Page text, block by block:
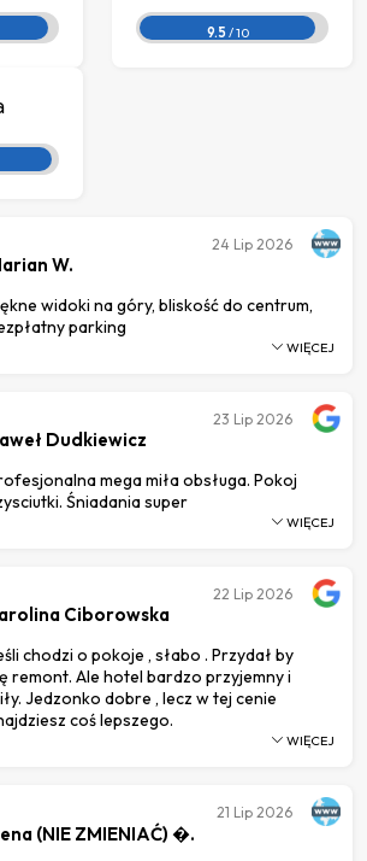
9.5 / 10
W.
widoki na góry, bliskość do centrum,
parking
24 Lip 2026
WIĘCEJ
Dudkiewicz
mega miła obsługa. Pokoj
Śniadania super
23 Lip 2026
WIĘCEJ
Ciborowska
chodzi o pokoje , słabo . Przydał by
remont. Ale hotel bardzo przyjemny i
Jedzonko dobre , lecz w tej cenie
coś lepszego.
22 Lip 2026
WIĘCEJ
(NIE ZMIENIAĆ) �.
21 Lip 2026